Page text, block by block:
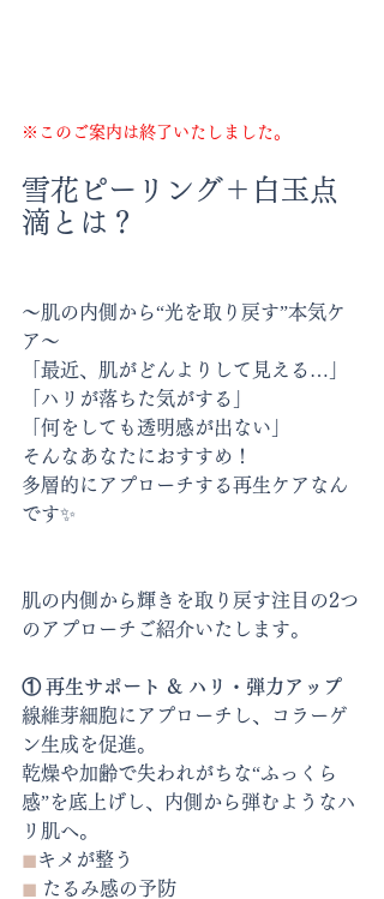
※このご案内は終了いたしました。
雪花ピーリング＋白玉点
滴とは？
〜肌の内側から“光を取り戻す”本気ケ
ア〜
「最近、肌がどんよりして見える…」
「ハリが落ちた気がする」
「何をしても透明感が出ない」
そんなあなたにおすすめ！
多層的にアプローチする再生ケアなん
です✨
肌の内側から輝きを取り戻す注目の2つ
のアプローチご紹介いたします。
① 再生サポート & ハリ・弾力アップ
線維芽細胞にアプローチし、コラーゲ
ン生成を促進。
乾燥や加齢で失われがちな“ふっくら
感”を底上げし、内側から弾むようなハ
リ肌へ。
◼︎キメが整う
◼︎ たるみ感の予防